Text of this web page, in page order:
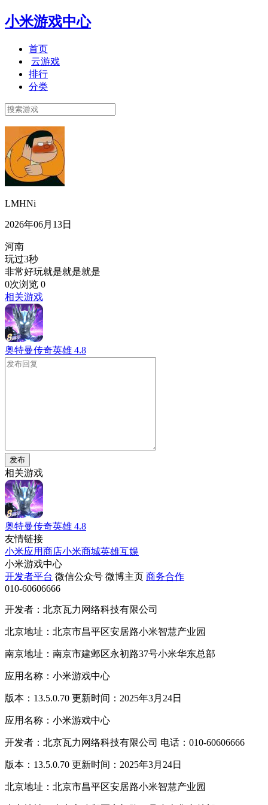
小米游戏中心
首页
云游戏
排行
分类
LMHNi
2026年06月13日
河南
玩过3秒
非常好玩就是就是就是
0次浏览 0
相关游戏
奥特曼传奇英雄 4.8
发布
相关游戏
奥特曼传奇英雄 4.8
友情链接
小米应用商店小米商城英雄互娱
小米游戏中心
开发者平台 微信公众号 微博主页 商务合作
010-60606666
开发者：北京瓦力网络科技有限公司
北京地址：北京市昌平区安居路小米智慧产业园
南京地址：南京市建邺区永初路37号小米华东总部
应用名称：小米游戏中心
版本：13.5.0.70 更新时间：2025年3月24日
应用名称：小米游戏中心
开发者：北京瓦力网络科技有限公司 电话：010-60606666
版本：13.5.0.70 更新时间：2025年3月24日
北京地址：北京市昌平区安居路小米智慧产业园